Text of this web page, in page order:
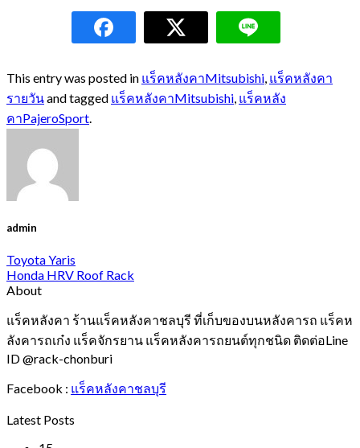
This entry was posted in แร็คหลังคาMitsubishi, แร็คหลังคา
รายวันand tagged แร็คหลังคาMitsubishi, แร็คหลัง
คาPajeroSport.
admin
Toyota Yaris
Honda HRV Roof Rack
About
แร็คหลังคา ร้านแร็คหลังคาชลบุรี ที่เก็บของบนหลังคารถ แร็คห
ลังคารถเก๋ง แร็คจักรยาน แร็คหลังคารถยนต์ทุกชนิด ติดต่อLine
ID @rack-chonburi
Facebook : แร็คหลังคาชลบุรี
Latest Posts